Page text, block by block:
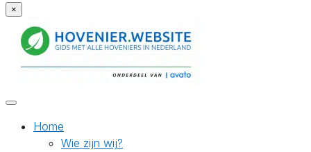
×
Home
Wie zijn wij?